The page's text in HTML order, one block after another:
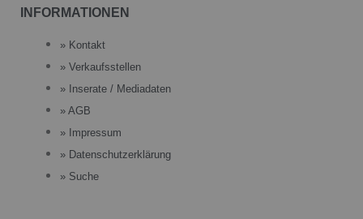
INFORMATIONEN
» Kontakt
» Verkaufsstellen
» Inserate / Mediadaten
» AGB
» Impressum
» Datenschutzerklärung
» Suche